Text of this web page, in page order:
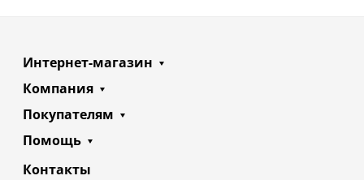
Интернет-магазин
Компания
Покупателям
Помощь
Контакты